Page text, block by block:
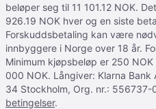
beløper seg til 11 101.12 NOK.
926.19 NOK hver og en siste
Forskuddsbetaling kan være
innbyggere i Norge over 18 år.
Minimum kjøpsbeløp er 250
000 NOK. Långiver: Klarna Bank
34 Stockholm, Org. nr.: 556737-
betingelser.